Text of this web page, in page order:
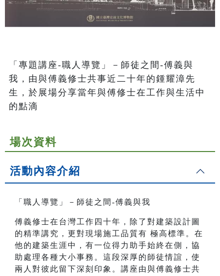
「專題講座-職人導覽」－師徒之間-傅義與
我，由與傅義修士共事近二十年的鍾耀漳先
生，於展場分享當年與傅修士在工作與生活中
的點滴
場次資料
活動內容介紹
「職人導覽」－師徒之間-傅義與我
傅義修士在台灣工作四十年，除了對建築設計圖
的精準講究，更對現場施工品質有 極高標準。在
他的建築生涯中，有一位得力助手始終在側，協
助處理各種大小事務。這段深厚的師徒情誼，使
兩人對彼此留下深刻印象。講座由與傅義修士共